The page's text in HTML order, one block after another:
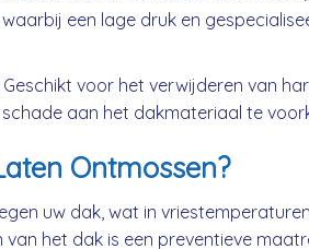
een lage druk en
voor het verwijderen van
aan het dakmateriaal te
Ontmossen?
uw dak, wat in
van het dak is een preventieve